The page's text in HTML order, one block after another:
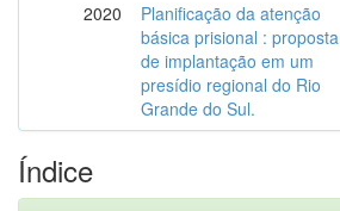
2020
Planificação da atenção
básica prisional : proposta
de implantação em um
presídio regional do Rio
Grande do Sul.
Índice